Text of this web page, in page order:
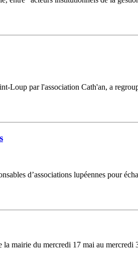
Loup par l'association Cath'an, a
d’associations lupéennes pour
la mairie du mercredi 17 mai au